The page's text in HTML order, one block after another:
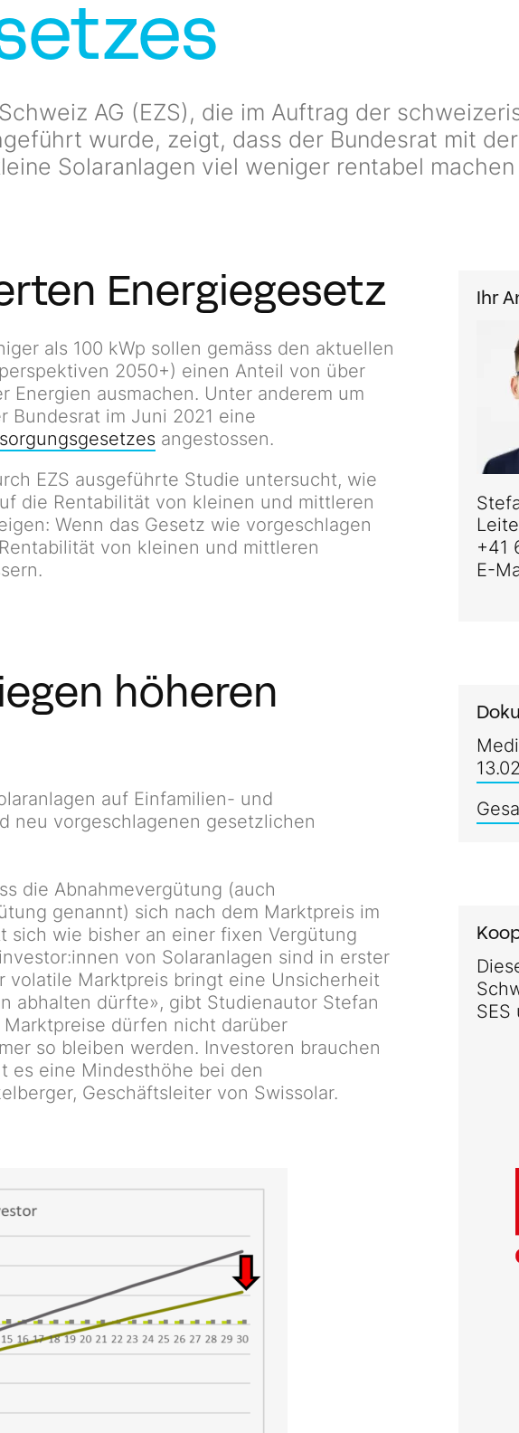
AG (EZS), die im Auftrag der
wurde, zeigt, dass der Bundesrat mit
Solaranlagen viel weniger rentabel
Energiegesetz
als 100 kWp sollen gemäss den aktuellen
2050+) einen Anteil von über
Energien ausmachen. Unter anderem um
Bundesrat im Juni 2021 eine
angestossen.
EZS ausgeführte Studie untersucht, wie
die Rentabilität von kleinen und mittleren
Wenn das Gesetz wie vorgeschlagen
von kleinen und mittleren
höheren
auf Einfamilien- und
neu vorgeschlagenen gesetzlichen
die Abnahmevergütung (auch
genannt) sich nach dem Marktpreis im
sich wie bisher an einer fixen Vergütung
von Solaranlagen sind in erster
volatile Marktpreis bringt eine Unsicherheit
abhalten dürfte», gibt Studienautor Stefan
dürfen nicht darüber
so bleiben werden. Investoren brauchen
es eine Mindesthöhe bei den
Geschäftsleiter von Swissolar.
Ihr
+41
E-